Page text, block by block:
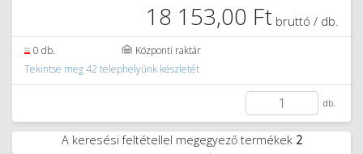
18 153,00 Ft bruttó / db.
0 db.
Központi raktár
Tekintse meg 42 telephelyünk készletét
db.
A keresési feltétellel megegyező termékek 2